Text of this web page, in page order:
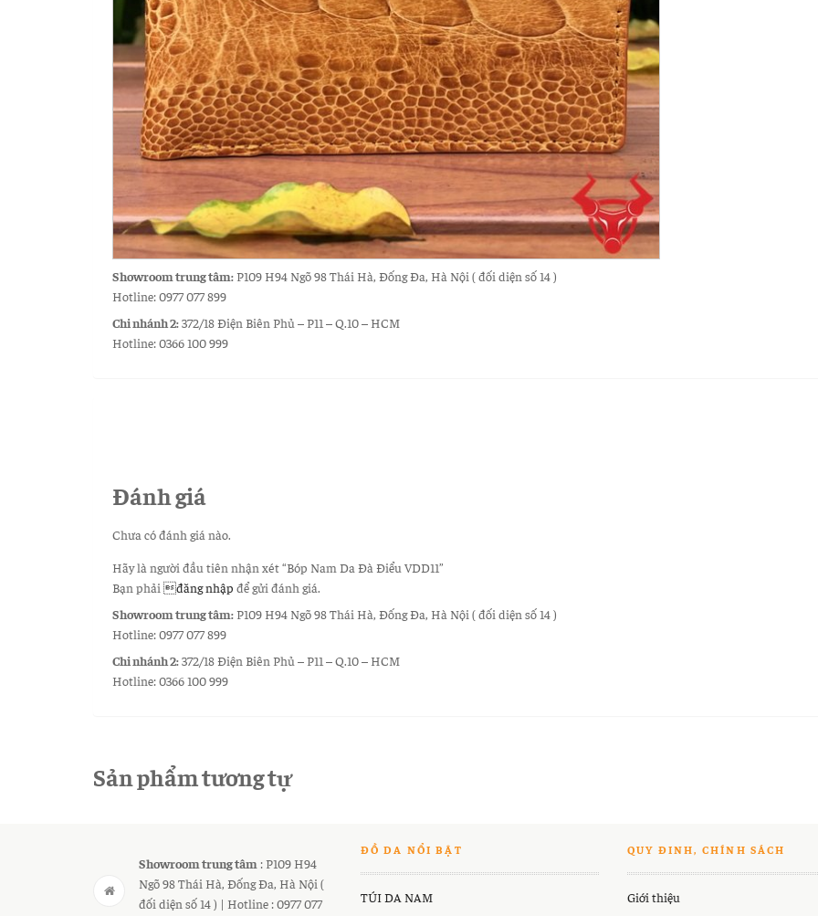
Showroom trung tâm:P109 H94 Ngõ 98 Thái Hà, Đống Đa, Hà Nội ( đối diện số 14 )
Hotline: 0977 077 899
Chi nhánh 2:372/18 Điện Biên Phủ – P11 – Q.10 – HCM
Hotline: 0366 100 999
Đánh giá
Chưa có đánh giá nào.
Hãy là người đầu tiên nhận xét “Bóp Nam Da Đà Điểu VDD11”
Bạn phải đăng nhập để gửi đánh giá.
Showroom trung tâm:P109 H94 Ngõ 98 Thái Hà, Đống Đa, Hà Nội ( đối diện số 14 )
Hotline: 0977 077 899
Chi nhánh 2:372/18 Điện Biên Phủ – P11 – Q.10 – HCM
Hotline: 0366 100 999
Sản phẩm tương tự
Showroom trung tâm : P109 H94
Ngõ 98 Thái Hà, Đống Đa, Hà Nội (
đối diện số 14 ) | Hotline : 0977 077
ĐỒ DA NỔI BẬT
TÚI DA NAM
QUY ĐINH, CHÍNH SÁCH
Giới thiệu